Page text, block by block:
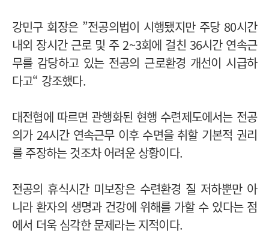
강민구 회장은 ”전공의법이 시행됐지만 주당 80시간
내외 장시간 근로 및 주 2~3회에 걸친 36시간 연속근
무를 감당하고 있는 전공의 근로환경 개선이 시급하
다고“ 강조했다.
대전협에 따르면 관행화된 현행 수련제도에서는 전공
의가 24시간 연속근무 이후 수면을 취할 기본적 권리
를 주장하는 것조차 어려운 상황이다.
전공의 휴식시간 미보장은 수련환경 질 저하뿐만 아
니라 환자의 생명과 건강에 위해를 가할 수 있다는 점
에서 더욱 심각한 문제라는 지적이다.